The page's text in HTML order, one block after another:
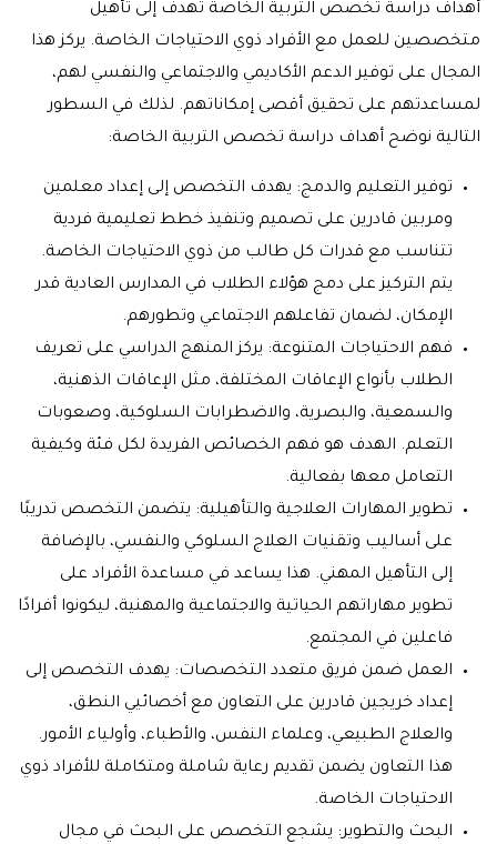
أهداف دراسة تخصص التربية الخاصة تهدف إلى تأهيل
متخصصين للعمل مع الأفراد ذوي الاحتياجات الخاصة. يركز هذا
المجال على توفير الدعم الأكاديمي والاجتماعي والنفسي لهم،
لمساعدتهم على تحقيق أقصى إمكاناتهم. لذلك في السطور
التالية نوضح أهداف دراسة تخصص التربية الخاصة:
توفير التعليم والدمج: يهدف التخصص إلى إعداد معلمين
ومربين قادرين على تصميم وتنفيذ خطط تعليمية فردية
تتناسب مع قدرات كل طالب من ذوي الاحتياجات الخاصة.
يتم التركيز على دمج هؤلاء الطلاب في المدارس العادية قدر
الإمكان، لضمان تفاعلهم الاجتماعي وتطورهم.
فهم الاحتياجات المتنوعة: يركز المنهج الدراسي على تعريف
الطلاب بأنواع الإعاقات المختلفة، مثل الإعاقات الذهنية،
والسمعية، والبصرية، والاضطرابات السلوكية، وصعوبات
التعلم. الهدف هو فهم الخصائص الفريدة لكل فئة وكيفية
التعامل معها بفعالية.
تطوير المهارات العلاجية والتأهيلية: يتضمن التخصص تدريبًا
على أساليب وتقنيات العلاج السلوكي والنفسي، بالإضافة
إلى التأهيل المهني. هذا يساعد في مساعدة الأفراد على
تطوير مهاراتهم الحياتية والاجتماعية والمهنية، ليكونوا أفرادًا
فاعلين في المجتمع.
العمل ضمن فريق متعدد التخصصات: يهدف التخصص إلى
إعداد خريجين قادرين على التعاون مع أخصائيي النطق،
والعلاج الطبيعي، وعلماء النفس، والأطباء، وأولياء الأمور.
هذا التعاون يضمن تقديم رعاية شاملة ومتكاملة للأفراد ذوي
الاحتياجات الخاصة.
البحث والتطوير: يشجع التخصص على البحث في مجال